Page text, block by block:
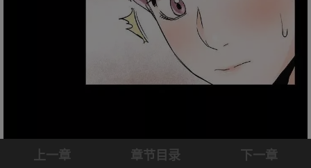
上一章 章节目录 下一章